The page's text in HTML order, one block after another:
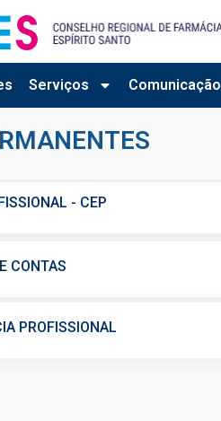
Serviços Comunicação
- CEP
CONTAS
PROFISSIONAL